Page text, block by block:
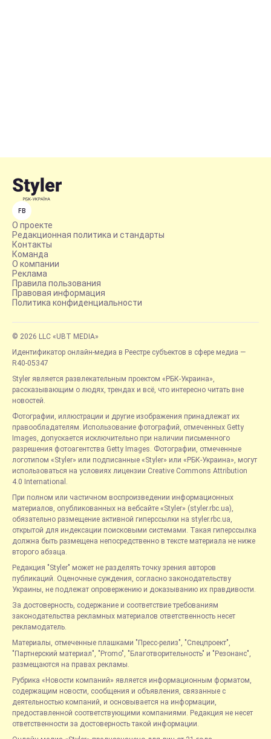
FB
О проекте
Редакционная политика и стандарты
Контакты
Команда
О компании
Реклама
Правила пользования
Правовая информация
Политика конфиденциальности
© 2026 LLC «UBT MEDIA»
Идентификатор онлайн-медиа в Реестре субъектов в сфере медиа —
R40-05347
Styler является развлекательным проектом «РБК-Украина»,
рассказывающим о людях, трендах и всё, что интересно читать вне
новостей.
Фотографии, иллюстрации и другие изображения принадлежат их
правообладателям. Использование фотографий, отмеченных Getty
Images, допускается исключительно при наличии письменного
разрешения фотоагентства Getty Images. Фотографии, отмеченные
логотипом «Styler» или подписанные «Styler» или «РБК-Украина», могут
использоваться на условиях лицензии Creative Commons Attribution
4.0 International.
При полном или частичном воспроизведении информационных
материалов, опубликованных на вебсайте «Styler» (styler.rbc.ua),
обязательно размещение активной гиперссылки на styler.rbc.ua,
открытой для индексации поисковыми системами. Такая гиперссылка
должна быть размещена непосредственно в тексте материала не ниже
второго абзаца.
Редакция "Styler" может не разделять точку зрения авторов
публикаций. Оценочные суждения, согласно законодательству
Украины, не подлежат опровержению и доказыванию их правдивости.
За достоверность, содержание и соответствие требованиям
законодательства рекламных материалов ответственность несет
рекламодатель.
Материалы, отмеченные плашками "Пресс-релиз", "Спецпроект",
"Партнерский материал", "Promo", "Благотворительность" и "Резонанс",
размещаются на правах рекламы.
Рубрика «Новости компаний» является информационным форматом,
содержащим новости, сообщения и объявления, связанные с
деятельностью компаний, и основывается на информации,
предоставленной соответствующими компаниями. Редакция не несет
ответственности за достоверность такой информации.